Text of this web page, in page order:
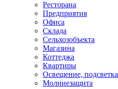
Ресторана
Предприятия
Офиса
Склада
Сельхозобъекта
Магазина
Коттеджа
Квартиры
Освещение, подсветка
Молниезащита